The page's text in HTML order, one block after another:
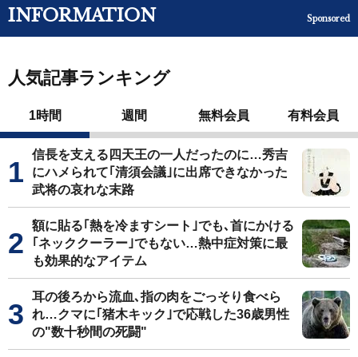
INFORMATION Sponsored
人気記事ランキング
1時間 週間 無料会員 有料会員
信長を支える四天王の一人だったのに…秀吉
にハメられて｢清須会議｣に出席できなかった
武将の哀れな末路
額に貼る｢熱を冷ますシート｣でも､首にかける
｢ネッククーラー｣でもない…熱中症対策に最
も効果的なアイテム
耳の後ろから流血､指の肉をごっそり食べら
れ…クマに｢猪木キック｣で応戦した36歳男性
の"数十秒間の死闘"